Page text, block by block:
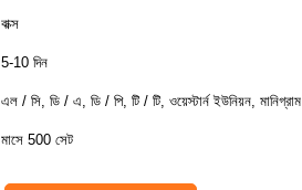
বাক্স
5-10 দিন
এল / সি, ডি / এ, ডি / পি, টি / টি, ওয়েস্টার্ন ইউনিয়ন, মানিগ্রাম
মাসে 500 সেট